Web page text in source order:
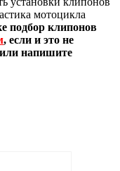
мотоцикла
подбор клипонов
, если и это не
или напишите